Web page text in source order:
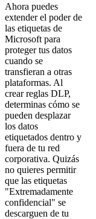
Ahora puedes
extender el poder de
las etiquetas de
Microsoft para
proteger tus datos
cuando se
transfieran a otras
plataformas. Al
crear reglas DLP,
determinas cómo se
pueden desplazar
los datos
etiquetados dentro y
fuera de tu red
corporativa. Quizás
no quieres permitir
que las etiquetas
"Extremadamente
confidencial" se
descarguen de tu